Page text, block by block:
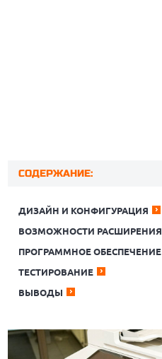
СОДЕРЖАНИЕ:
ДИЗАЙН И КОНФИГУРАЦИЯ
ВОЗМОЖНОСТИ РАСШИРЕНИЯ
ПРОГРАММНОЕ ОБЕСПЕЧЕНИЕ
ТЕСТИРОВАНИЕ
ВЫВОДЫ